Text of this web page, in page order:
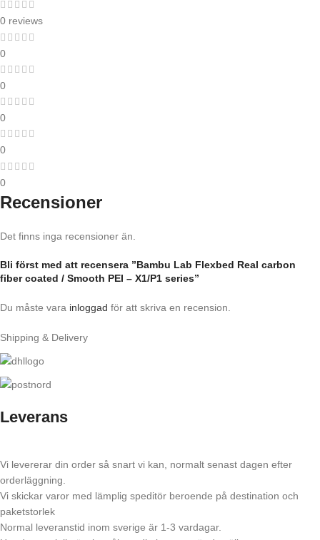
0 reviews
0
0
0
0
0
Recensioner
Det finns inga recensioner än.
Bli först med att recensera ”Bambu Lab Flexbed Real carbon
fiber coated / Smooth PEI – X1/P1 series”
Du måste vara inloggad för att skriva en recension.
Shipping & Delivery
Leverans
Vi levererar din order så snart vi kan, normalt senast dagen efter
orderläggning.
Vi skickar varor med lämplig speditör beroende på destination och
paketstorlek
Normal leveranstid inom sverige är 1-3 vardagar.